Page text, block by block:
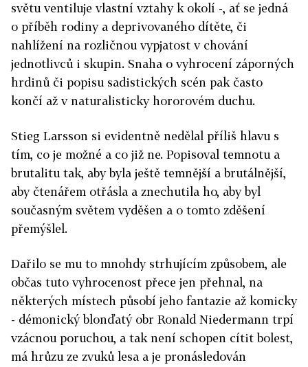
světu ventiluje vlastní vztahy k okolí -, ať se jedná
o příběh rodiny a deprivovaného dítěte, či
nahlížení na rozličnou vypjatost v chování
jednotlivců i skupin. Snaha o vyhrocení záporných
hrdinů či popisu sadistických scén pak často
končí až v naturalisticky hororovém duchu.
Stieg Larsson si evidentně nedělal příliš hlavu s
tím, co je možné a co již ne. Popisoval temnotu a
brutalitu tak, aby byla ještě temnější a brutálnější,
aby čtenářem otřásla a znechutila ho, aby byl
současným světem vyděšen a o tomto zděšení
přemýšlel.
Dařilo se mu to mnohdy strhujícím způsobem, ale
občas tuto vyhrocenost přece jen přehnal, na
některých místech působí jeho fantazie až komicky
- démonický blonďatý obr Ronald Niedermann trpí
vzácnou poruchou, a tak není schopen cítit bolest,
má hrůzu ze zvuků lesa a je pronásledován